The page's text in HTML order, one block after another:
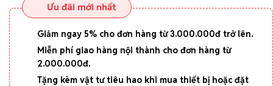
Ưu đãi mới nhất
Giảm ngay 5% cho đơn hàng từ 3.000.000đ trở lên.
Miễn phí giao hàng nội thành cho đơn hàng từ
2.000.000đ.
Tặng kèm vật tư tiêu hao khi mua thiết bị hoặc đặt